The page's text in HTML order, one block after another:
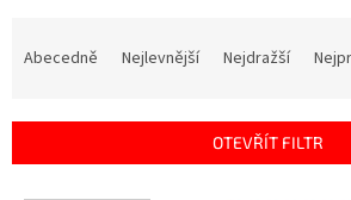
í
Abecedně Nejlevnější Nejdražší
OTEVŘÍT FILTR